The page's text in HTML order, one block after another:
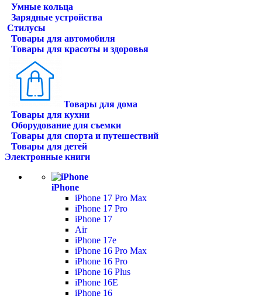
Умные кольца
Зарядные устройства
Стилусы
Товары для автомобиля
Товары для красоты и здоровья
Товары для дома
Товары для кухни
Оборудование для съемки
Товары для спорта и путешествий
Товары для детей
Электронные книги
iPhone
iPhone 17 Pro Max
iPhone 17 Pro
iPhone 17
Air
iPhone 17e
iPhone 16 Pro Max
iPhone 16 Pro
iPhone 16 Plus
iPhone 16E
iPhone 16